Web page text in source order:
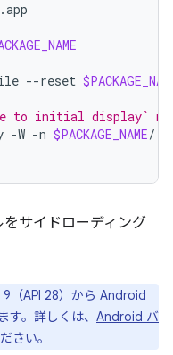
--reset
to initial display`
-W -n $PACKAGE_NAME/
サイドローディング
（API 28）から Android
す。詳しくは、 Android バ
さい。